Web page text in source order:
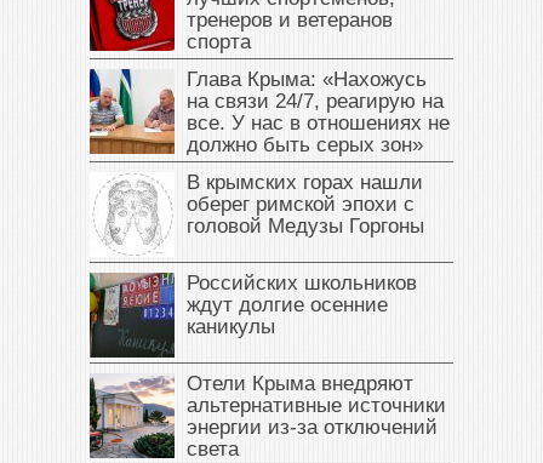
тренеров и ветеранов
спорта
Глава Крыма: «Нахожусь
на связи 24/7, реагирую на
все. У нас в отношениях не
должно быть серых зон»
В крымских горах нашли
оберег римской эпохи с
головой Медузы Горгоны
Российских школьников
ждут долгие осенние
каникулы
Отели Крыма внедряют
альтернативные источники
энергии из-за отключений
света